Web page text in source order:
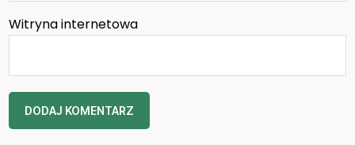
Witryna internetowa